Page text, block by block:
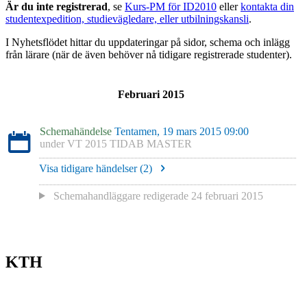
Är du inte registrerad, se Kurs-PM för ID2010 ellerkontakta din
studentexpedition, studievägledare, eller utbilningskansli.
I Nyhetsflödet hittar du uppdateringar på sidor, schema och inlägg
från lärare (när de även behöver nå tidigare registrerade studenter).
Februari 2015
Schemahändelse Tentamen, 19 mars 2015 09:00
under VT 2015 TIDAB MASTER
Visa tidigare händelser (2)
Schemahandläggare redigerade 24 februari 2015
KTH